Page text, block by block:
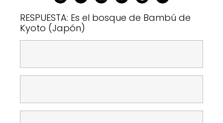
RESPUESTA: Es el bosque de Bambú de
Kyoto (Japón)